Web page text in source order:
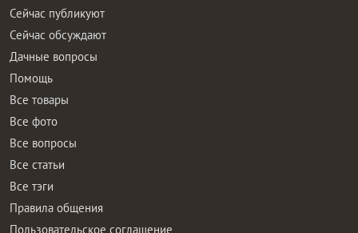
Сейчас публикуют
Сейчас обсуждают
Дачные вопросы
Помощь
Все товары
Все фото
Все вопросы
Все статьи
Все тэги
Правила общения
Пользовательское соглашение